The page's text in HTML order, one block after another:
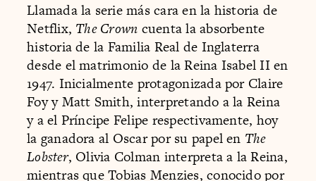
Llamada la serie más cara en la historia de
Netflix, The Crown cuenta la absorbente
historia de la Familia Real de Inglaterra
desde el matrimonio de la Reina Isabel II en
1947. Inicialmente protagonizada por Claire
Foy y Matt Smith, interpretando a la Reina
y a el Príncipe Felipe respectivamente, hoy
la ganadora al Oscar por su papel en The
Lobster, Olivia Colman interpreta a la Reina,
mientras que Tobias Menzies, conocido por